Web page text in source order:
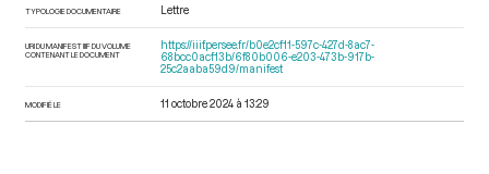
TYPOLOGIE DOCUMENTAIRE Lettre
URI DU MANIFEST IIIF DU VOLUME
CONTENANT LE DOCUMENT
https://iiif.persee.fr/b0e2cf11-597c-427d-8ac7-
68bcc0acf13b/6f80b006-e203-473b-917b-
25c2aaba59d9/manifest
MODIFIÉ LE 11 octobre 2024 à 13:29